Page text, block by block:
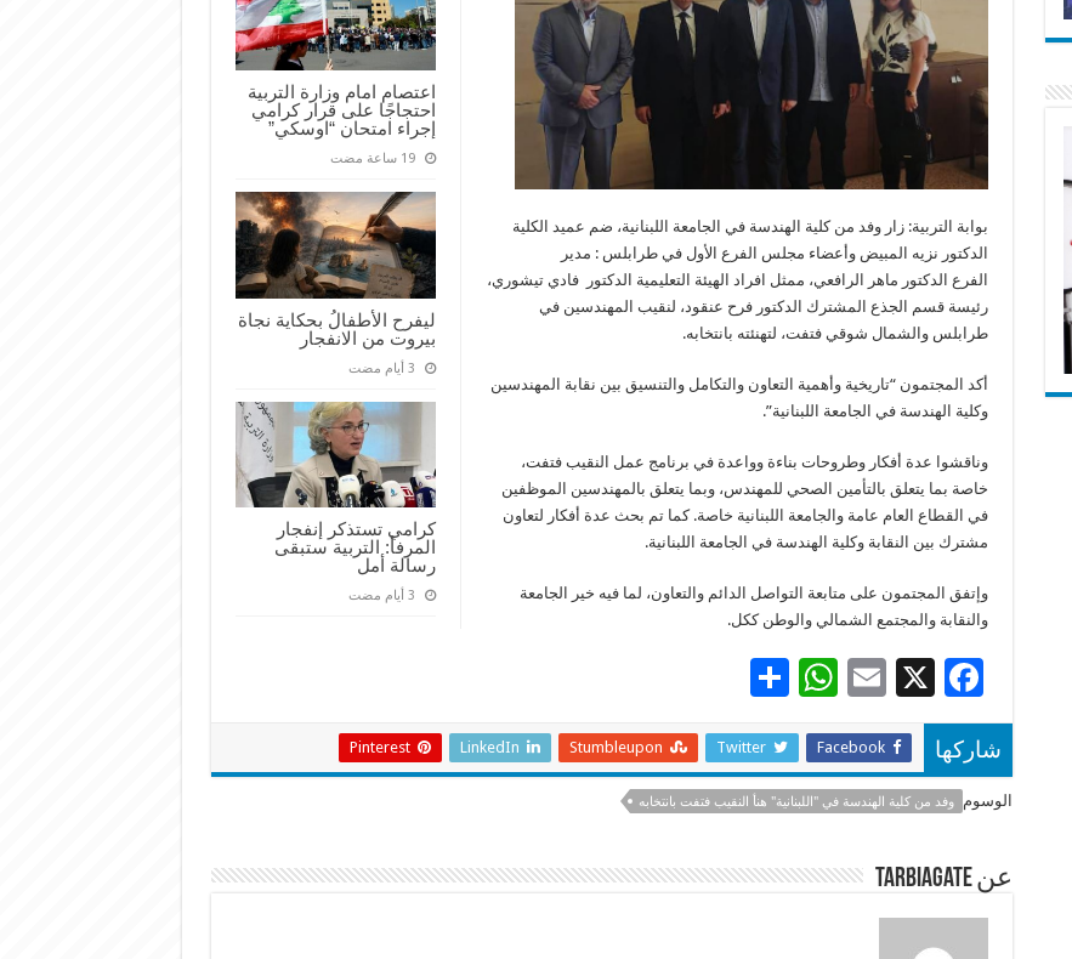
اعتصام امام وزارة التربية
احتجاجًا على قرار كرامي
إجراء امتحان “اوسكي”
‏19 ساعة مضت
ليفرح الأطفالُ بحكاية نجاة
بيروت من الانفجار
كرامي تستذكر إنفجار
المرفأ: التربية ستبقى
رسالة أمل
بوابة التربية: زار وفد من كلية الهندسة في الجامعة اللبنانية، ضم عميد الكلية
الدكتور نزيه المبيض وأعضاء مجلس الفرع الأول في طرابلس : مدير
الفرع الدكتور ماهر الرافعي، ممثل افراد الهيئة التعليمية الدكتور فادي تيشوري،
رئيسة قسم الجذع المشترك الدكتور فرح عنقود، لنقيب المهندسين في
طرابلس والشمال شوقي فتفت، لتهنئته بانتخابه.
أكد المجتمون “تاريخية وأهمية التعاون والتكامل والتنسيق بين نقابة المهندسين
وكلية الهندسة في الجامعة اللبنانية”.
وناقشوا عدة أفكار وطروحات بناءة وواعدة في برنامج عمل النقيب فتفت،
خاصة بما يتعلق بالتأمين الصحي للمهندس، وبما يتعلق بالمهندسين الموظفين
في القطاع العام عامة والجامعة اللبنانية خاصة. كما تم بحث عدة أفكار لتعاون
مشترك بين النقابة وكلية الهندسة في الجامعة اللبنانية.
وإتفق المجتمون على متابعة التواصل الدائم والتعاون، لما فيه خير الجامعة
والنقابة والمجتمع الشمالي والوطن ككل.
F
ac
e
b
o
k
X
E
ai
l
W
at
sA
p
ar
e
شاركها Facebook
Twitter
Stumbleupon
LinkedIn
Pinterest
الوسوم وفد من كلية الهندسة في "اللبنانية" هنأ النقيب فتفت بانتخابه
عن tarbiagate